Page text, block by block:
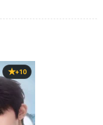
+10